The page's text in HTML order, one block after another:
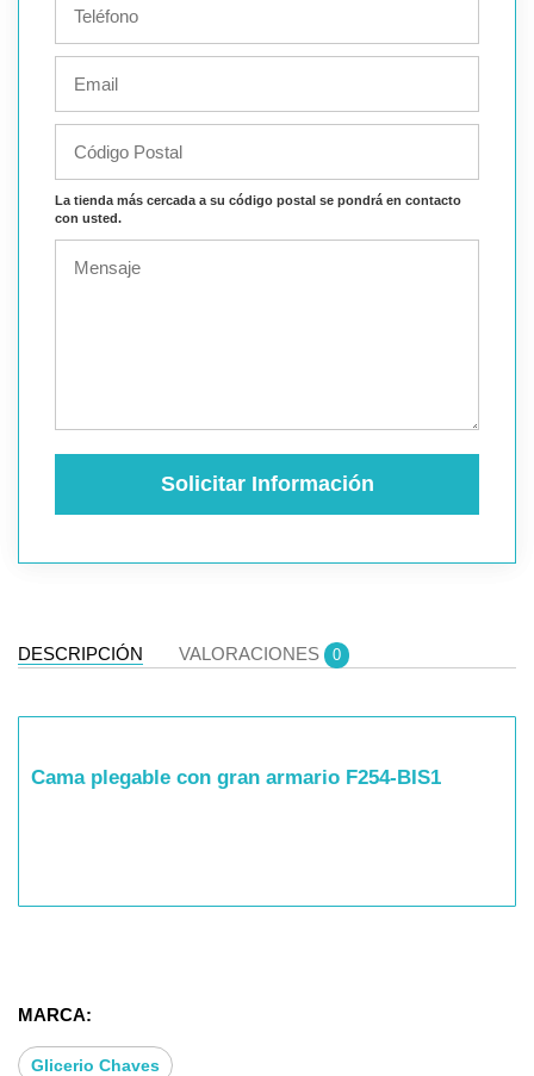
La tienda más cercada a su código postal se pondrá en contacto
con usted.
Solicitar Información
DESCRIPCIÓN VALORACIONES 0
Cama plegable con gran armario F254-BIS1
MARCA:
Glicerio Chaves